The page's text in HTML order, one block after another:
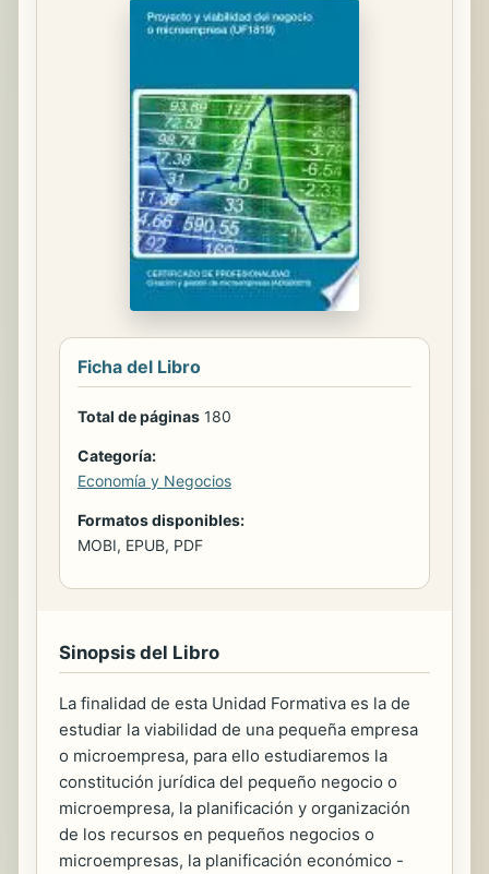
Ficha del Libro
Total de páginas 180
Categoría:
Economía y Negocios
Formatos disponibles:
MOBI, EPUB, PDF
Sinopsis del Libro
La finalidad de esta Unidad Formativa es la de
estudiar la viabilidad de una pequeña empresa
o microempresa, para ello estudiaremos la
constitución jurídica del pequeño negocio o
microempresa, la planificación y organización
de los recursos en pequeños negocios o
microempresas, la planificación económico -